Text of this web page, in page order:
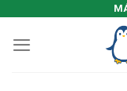
content